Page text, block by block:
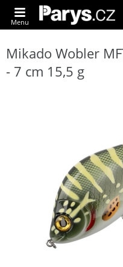
Menu
Mikado Wobler
- 7 cm 15,5 g